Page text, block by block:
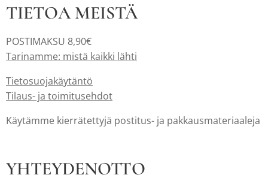
TIETOA MEISTÄ
POSTIMAKSU 8,90€
Tarinamme: mistä kaikki lähti
Tietosuojakäytäntö
Tilaus- ja toimitusehdot
Käytämme kierrätettyjä postitus- ja pakkausmateriaaleja
YHTEYDENOTTO